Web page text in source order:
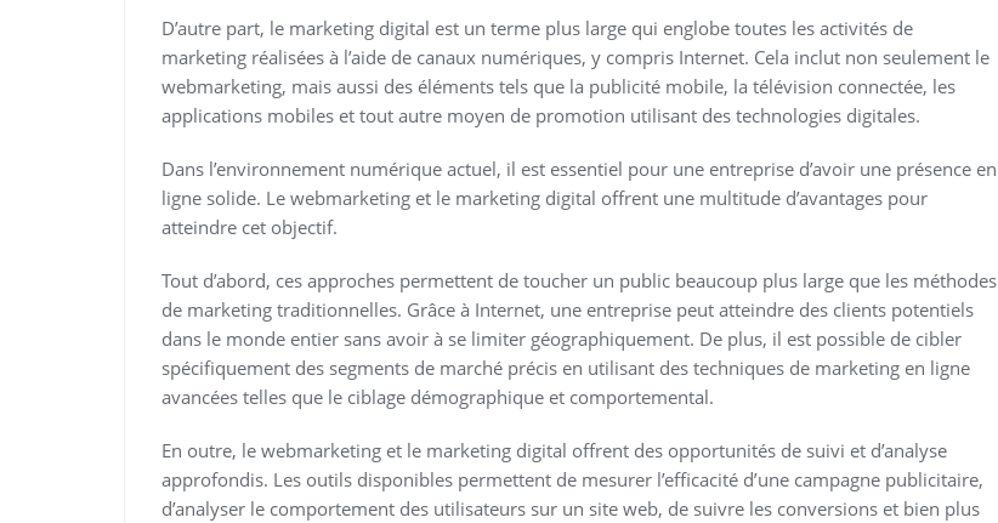
D’autre part, le marketing digital est un terme plus large qui englobe toutes les activités de
marketing réalisées à l’aide de canaux numériques, y compris Internet. Cela inclut non seulement le
webmarketing, mais aussi des éléments tels que la publicité mobile, la télévision connectée, les
applications mobiles et tout autre moyen de promotion utilisant des technologies digitales.
Dans l’environnement numérique actuel, il est essentiel pour une entreprise d’avoir une présence en
ligne solide. Le webmarketing et le marketing digital offrent une multitude d’avantages pour
atteindre cet objectif.
Tout d’abord, ces approches permettent de toucher un public beaucoup plus large que les méthodes
de marketing traditionnelles. Grâce à Internet, une entreprise peut atteindre des clients potentiels
dans le monde entier sans avoir à se limiter géographiquement. De plus, il est possible de cibler
spécifiquement des segments de marché précis en utilisant des techniques de marketing en ligne
avancées telles que le ciblage démographique et comportemental.
En outre, le webmarketing et le marketing digital offrent des opportunités de suivi et d’analyse
approfondis. Les outils disponibles permettent de mesurer l’efficacité d’une campagne publicitaire,
d’analyser le comportement des utilisateurs sur un site web, de suivre les conversions et bien plus